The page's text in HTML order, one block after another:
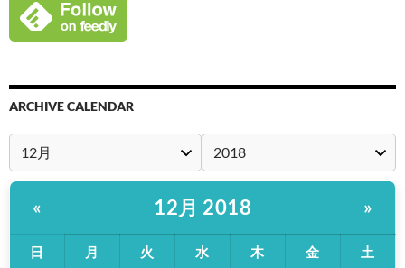
ARCHIVE CALENDAR
« 12月 2018 »
日 月 火 水 木 金 土